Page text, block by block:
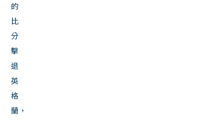
的
比
分
擊
退
英
格
蘭，